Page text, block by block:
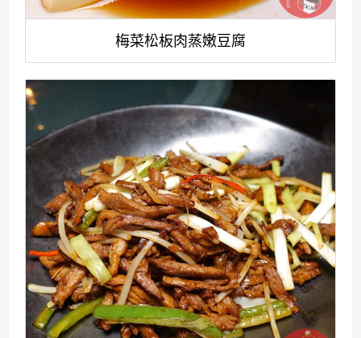
梅菜松板肉蒸嫩豆腐